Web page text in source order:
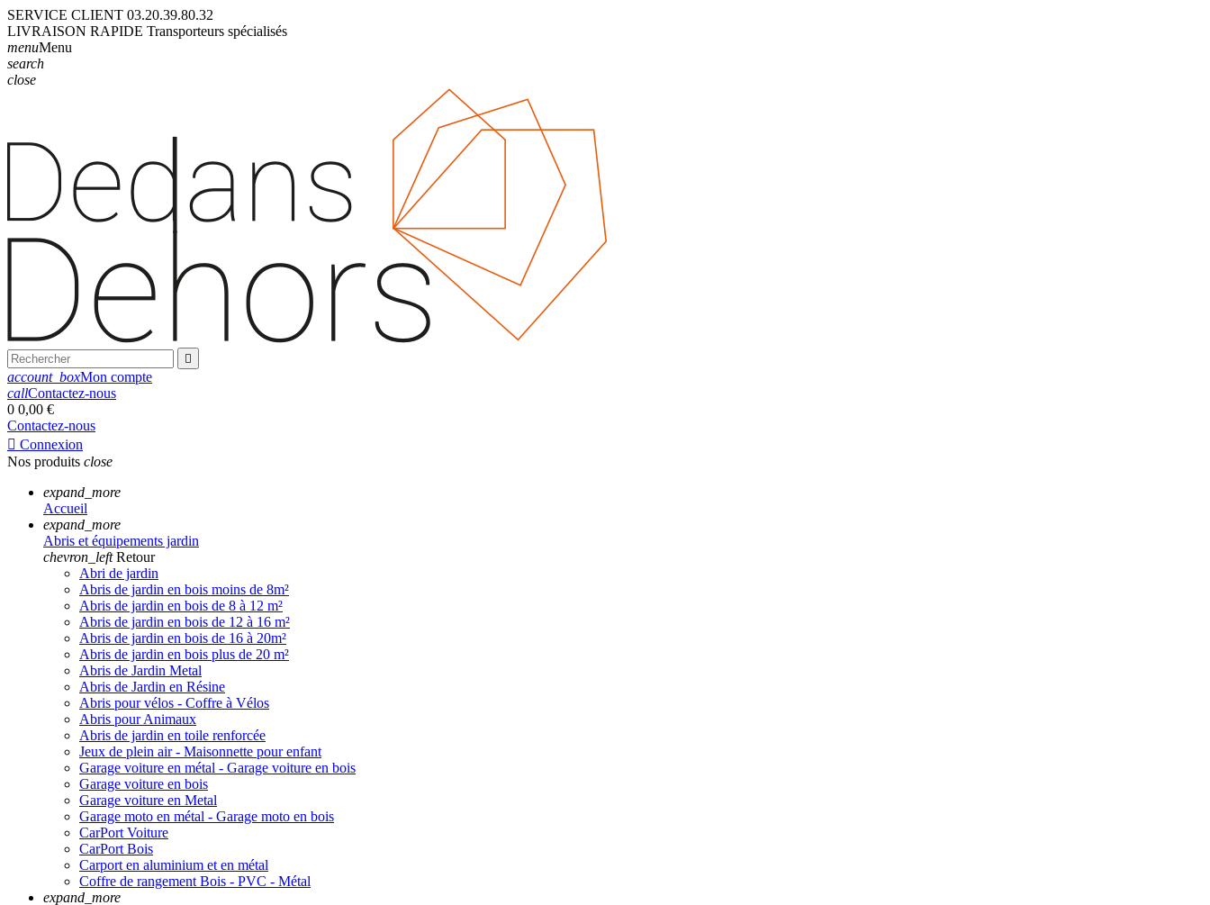
SERVICE CLIENT 03.20.39.80.32
LIVRAISON RAPIDE Transporteurs spécialisés
menuMenu
search
close

account_boxMon compte
callContactez-nous
0 0,00 €
Contactez-nous
 Connexion
Nos produits close
expand_more
Accueil
expand_more
Abris et équipements jardin
chevron_left Retour
Abri de jardin
Abris de jardin en bois moins de 8m²
Abris de jardin en bois de 8 à 12 m²
Abris de jardin en bois de 12 à 16 m²
Abris de jardin en bois de 16 à 20m²
Abris de jardin en bois plus de 20 m²
Abris de Jardin Metal
Abris de Jardin en Résine
Abris pour vélos - Coffre à Vélos
Abris pour Animaux
Abris de jardin en toile renforcée
Jeux de plein air - Maisonnette pour enfant
Garage voiture en métal - Garage voiture en bois
Garage voiture en bois
Garage voiture en Metal
Garage moto en métal - Garage moto en bois
CarPort Voiture
CarPort Bois
Carport en aluminium et en métal
Coffre de rangement Bois - PVC - Métal
expand_more